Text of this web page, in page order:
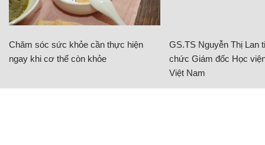
Chăm sóc sức khỏe cần thực hiện
ngay khi cơ thể còn khỏe
GS.TS Nguyễn Thị Lan
chức Giám đốc Học
Việt Nam